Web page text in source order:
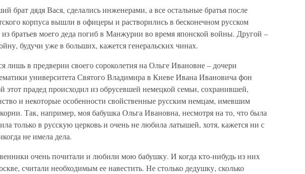
брат дядя Вася, сделались инженерами, а все остальные братья после
корпуса вышли в офицеры и растворились в бесконечном русском
братьев моего деда погиб в Манжурии во время японской войны. Другой –
будучи уже в больших, кажется генеральских чинах.
лишь в предверии своего сороколетия на Ольге Ивановне – дочери
университета Святого Владимира в Киеве Ивана Ивановича фон
прадед происходил из обрусевшей немецкой семьи, сохранившей,
и некоторые особенности свойственные русским немцам, имевшим
Так, например, моя бабушка Ольга Ивановна, несмотря на то, что была
только в русскую церковь и очень не любила латышей, хотя, кажется ни с
не имела дела.
очень почитали и любили мою бабушку. И когда кто-нибудь из них
считали необходимым ее навестить. Не столько дедушку, сколько